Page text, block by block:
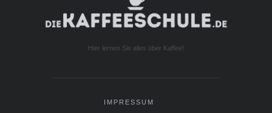
Hier lernen Sie alles über Kaffee!
IMPRESSUM